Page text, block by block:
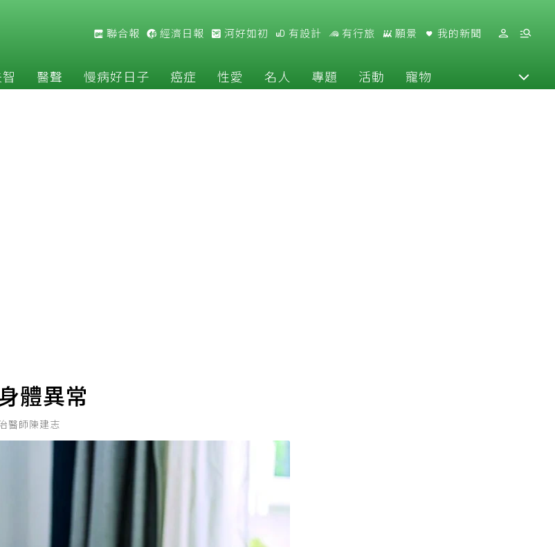
聯合報 經濟日報 河好如初 有設計 有行旅 願景 我的新聞
醫聲 慢病好日子 癌症 性愛 名人 專題 活動 寵物
體異常
醫師陳建志